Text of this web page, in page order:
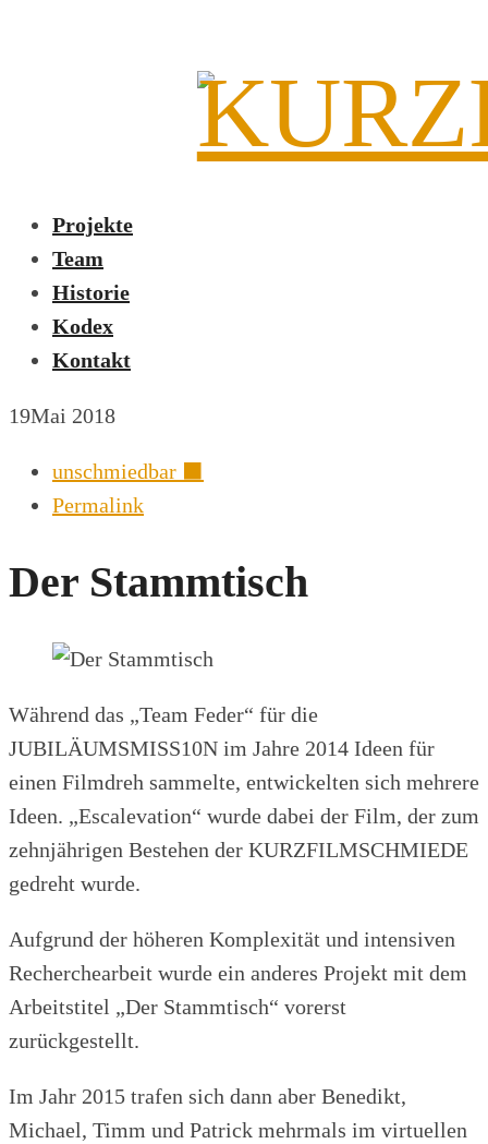
Projekte
Team
Historie
Kodex
Kontakt
19Mai 2018
unschmiedbar ⬛
Permalink
Der Stammtisch
Während das „Team Feder“ für die
JUBILÄUMSMISS10N im Jahre 2014 Ideen für
einen Filmdreh sammelte, entwickelten sich mehrere
Ideen. „Escalevation“ wurde dabei der Film, der zum
zehnjährigen Bestehen der KURZFILMSCHMIEDE
gedreht wurde.
Aufgrund der höheren Komplexität und intensiven
Recherchearbeit wurde ein anderes Projekt mit dem
Arbeitstitel „Der Stammtisch“ vorerst
zurückgestellt.
Im Jahr 2015 trafen sich dann aber Benedikt,
Michael, Timm und Patrick mehrmals im virtuellen